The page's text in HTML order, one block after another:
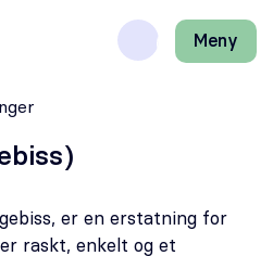
Meny
Lukk
er en erstatning for
raskt, enkelt og et